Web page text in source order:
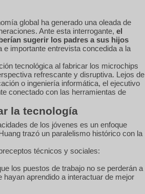
global ha generado una oleada de
Ante esta interrogante, el
sugerir los padres a sus hijos
e importante entrevista concedida a la
tecnológica al fabricar los microchips
refrescante y disruptiva. Lejos de
o ingeniería informática, el ejecutivo
conectado con las herramientas de
la tecnología
de los jóvenes es un enfoque
trazó un paralelismo histórico con la
técnicos y sociales:
los puestos de trabajo no se perderán a
aprendido a interactuar de mejor